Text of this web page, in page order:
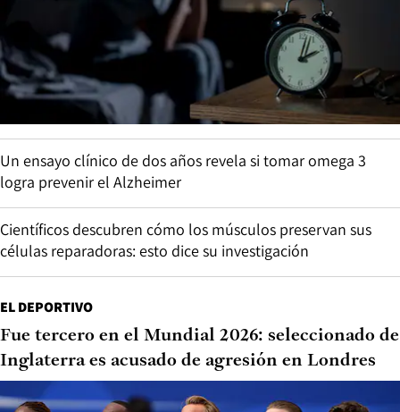
Un ensayo clínico de dos años revela si tomar omega 3
logra prevenir el Alzheimer
Científicos descubren cómo los músculos preservan sus
células reparadoras: esto dice su investigación
EL DEPORTIVO
Fue tercero en el Mundial 2026: seleccionado de
Inglaterra es acusado de agresión en Londres